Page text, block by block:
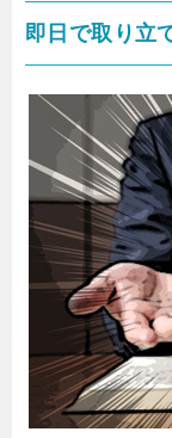
即日で取り立